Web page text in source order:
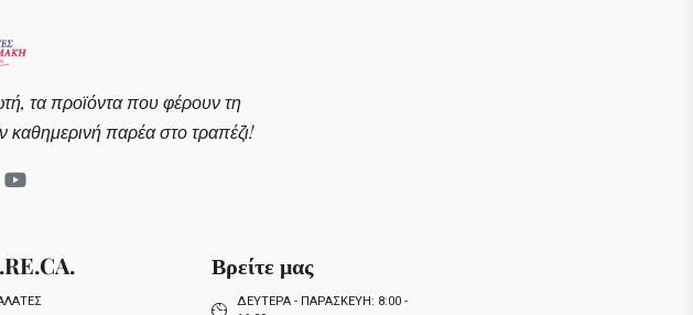
τα προϊόντα που φέρουν τη
παρέα στο τραπέζι!
Βρείτε μας
ΔΕΥΤΕΡΑ - ΠΑΡΑΣΚΕΥΗ: 8:00 -